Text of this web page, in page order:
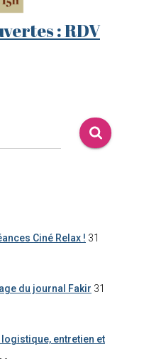
: RDV
Ciné Relax ! 31
du journal Fakir 31
entretien et